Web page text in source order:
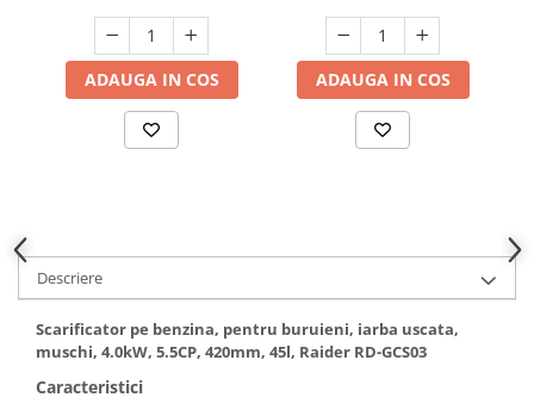
Hote bucatarie
Consumabile
Hota tavan
Hote cupolare
Hote decorative
Hote telescopice
Hote traditionale
Masini de Spalat Rufe & Uscatoare
Accesorii masini de spalat &
uscatoare
Masini automate de spalat rufe
ADAUGA IN COS ADAUGA IN COS
Descriere
Scarificator pe benzina, pentru buruieni, iarba uscata,
muschi, 4.0kW, 5.5CP, 420mm, 45l, Raider RD-GCS03
Caracteristici